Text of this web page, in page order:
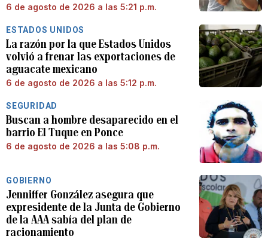
6 de agosto de 2026 a las 5:21 p.m.
ESTADOS UNIDOS
La razón por la que Estados Unidos
volvió a frenar las exportaciones de
aguacate mexicano
6 de agosto de 2026 a las 5:12 p.m.
SEGURIDAD
Buscan a hombre desaparecido en el
barrio El Tuque en Ponce
6 de agosto de 2026 a las 5:08 p.m.
GOBIERNO
Jenniffer González asegura que
expresidente de la Junta de Gobierno
de la AAA sabía del plan de
racionamiento